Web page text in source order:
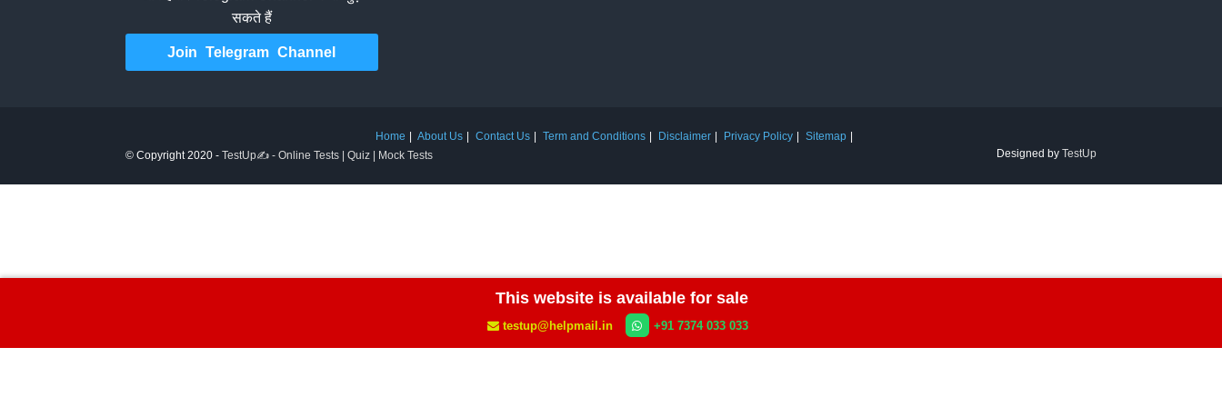
This website is available for sale
testup@helpmail.in +91 7374 033 033
सकते हैं
Join Telegram Channel
Home About Us Contact Us Term and Conditions Disclaimer Privacy Policy
Sitemap
© Copyright 2020 - TestUp✍️ - Online Tests | Quiz | Mock Tests Designed by TestUp